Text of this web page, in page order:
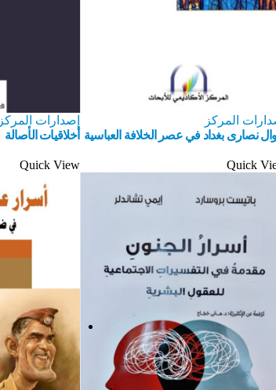
المركز
نصارى بغداد في عصر الخلافة العباسية
Quick
إصدارات المركز
أخلاقيات الأصالة
Quick View